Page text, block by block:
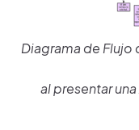
Diagrama de Flujo
al presentar